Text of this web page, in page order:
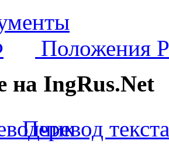
Положения
на IngRus.Net
Перевод